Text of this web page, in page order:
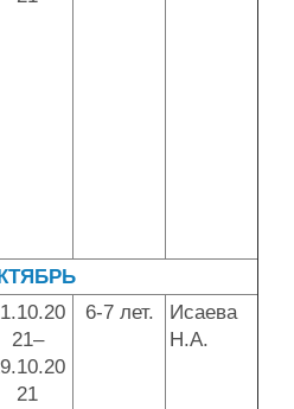
21–
21
6-7 лет.
Исаева
Н.А.